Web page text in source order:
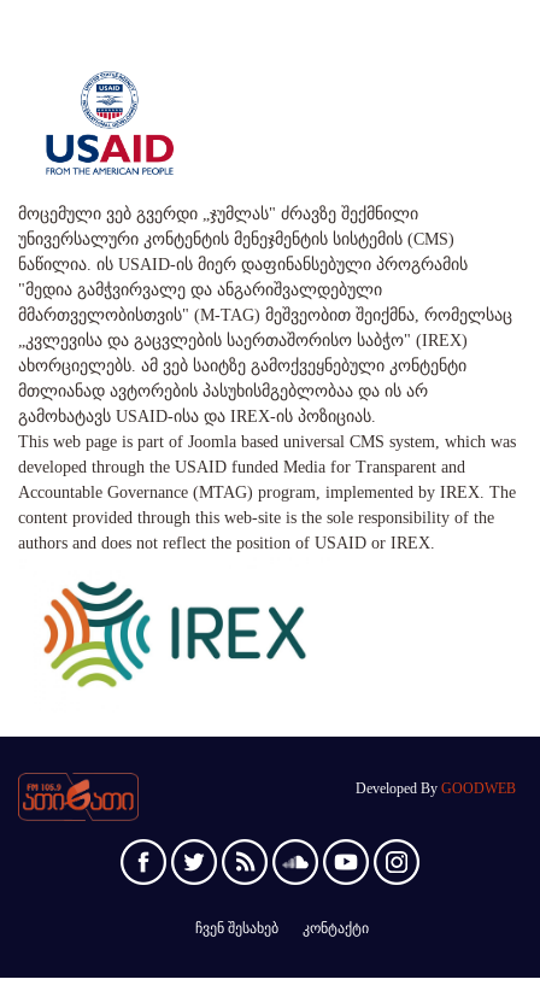
მოცემული ვებ გვერდი „ჯუმლას" ძრავზე შექმნილი
უნივერსალური კონტენტის მენეჯმენტის სისტემის (CMS)
ნაწილია. ის USAID-ის მიერ დაფინანსებული პროგრამის
"მედია გამჭვირვალე და ანგარიშვალდებული
მმართველობისთვის" (M-TAG) მეშვეობით შეიქმნა, რომელსაც
„კვლევისა და გაცვლების საერთაშორისო საბჭო" (IREX)
ახორციელებს. ამ ვებ საიტზე გამოქვეყნებული კონტენტი
მთლიანად ავტორების პასუხისმგებლობაა და ის არ
გამოხატავს USAID-ისა და IREX-ის პოზიციას.
This web page is part of Joomla based universal CMS system, which was
developed through the USAID funded Media for Transparent and
Accountable Governance (MTAG) program, implemented by IREX. The
content provided through this web-site is the sole responsibility of the
authors and does not reflect the position of USAID or IREX.
Developed By GOODWEB
ჩვენ შესახებ კონტაქტი